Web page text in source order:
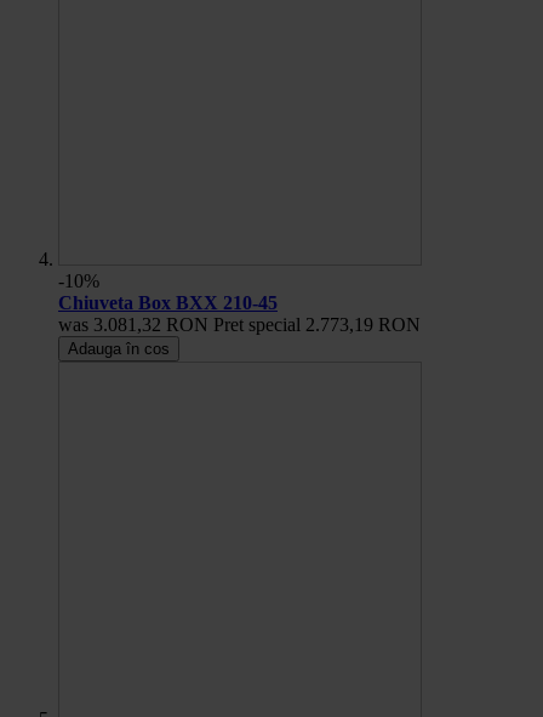
-10%
Chiuveta Box BXX 210-45
was 3.081,32 RON Pret special 2.773,19 RON
Adauga în cos